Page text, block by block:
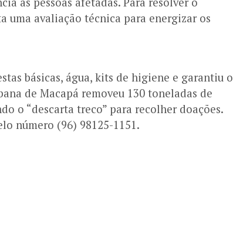
uma avaliação técnica para energizar os
básicas, água, kits de higiene e garantiu o
de Macapá removeu 130 toneladas de
o “descarta treco” para recolher doações.
número (96) 98125-1151.